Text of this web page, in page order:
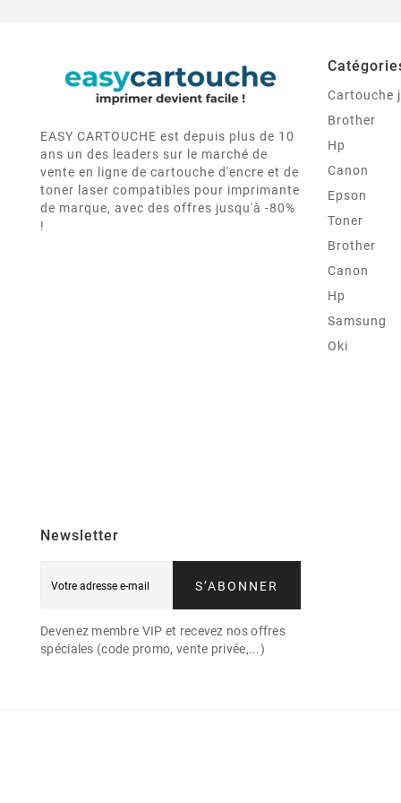
EASY CARTOUCHE est depuis plus de 10
ans un des leaders sur le marché de
vente en ligne de cartouche d'encre et de
toner laser compatibles pour imprimante
de marque, avec des offres jusqu'à -80%
!
Cartouche
Brother
Hp
Canon
Epson
Toner
Brother
Canon
Hp
Samsung
Oki
Newsletter
S’ABONNER
Devenez membre VIP et recevez nos offres
spéciales (code promo, vente privée,...)